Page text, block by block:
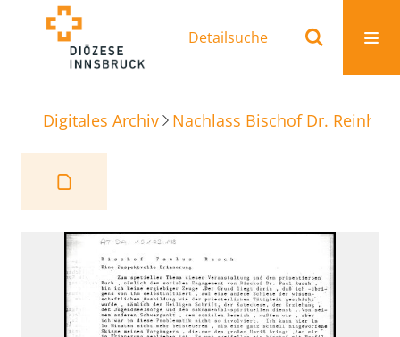
Detailsuche
Digitales Archiv Nachlass Bischof Dr.